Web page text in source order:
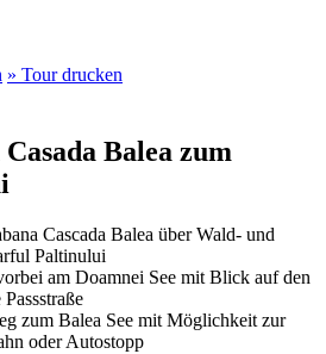
» Tour drucken
Balea zum
Cascada Balea über Wald- und
Paltinului
am Doamnei See mit Blick auf den
zum Balea See mit Möglichkeit zur
oder Autostopp